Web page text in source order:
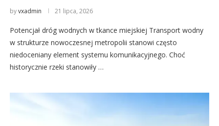
byvxadmin 21 lipca, 2026
Potencjał dróg wodnych w tkance miejskiej Transport wodny
w strukturze nowoczesnej metropolii stanowi często
niedoceniany element systemu komunikacyjnego. Choć
historycznie rzeki stanowiły …